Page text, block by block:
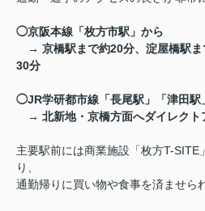
◯京阪本線「枚方市駅」から
→ 京橋駅まで約20分、淀屋橋駅ま
30分
◯JR学研都市線「長尾駅」「津田駅
→ 北新地・京橋方面へダイレクト
主要駅前には商業施設「枚方T-SITE
り、
通勤帰りに買い物や食事を済ませら